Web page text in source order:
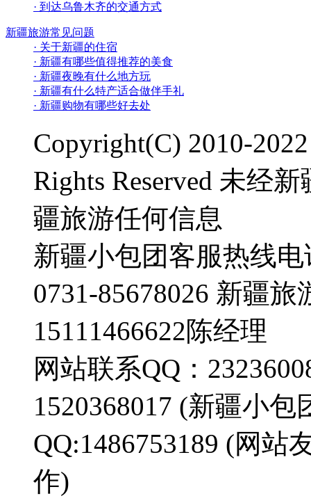
· 到达乌鲁木齐的交通方式
新疆旅游常见问题
· 关于新疆的住宿
· 新疆有哪些值得推荐的美食
· 新疆夜晚有什么地方玩
· 新疆有什么特产适合做伴手礼
· 新疆购物有哪些好去处
Copyright(C) 2010-
Rights Reserved 未经
疆旅游任何信息
新疆小包团客服热线电
0731-85678026 新疆
15111466622陈经理
网站联系QQ：
1520368017 (新疆小
QQ:1486753189 (网站
作)